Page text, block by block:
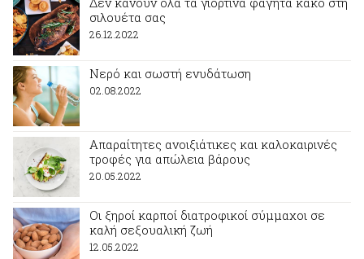
σιλουέτα σας
26.12.2022
Νερό και σωστή ενυδάτωση
02.08.2022
Απαραίτητες ανοιξιάτικες και καλοκαιρινές
τροφές για απώλεια βάρους
20.05.2022
Οι ξηροί καρποί διατροφικοί σύμμαχοι σε
καλή σεξουαλική ζωή
12.05.2022